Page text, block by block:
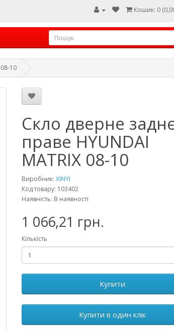
Кошик: 0
10
Скло дверне заднє
праве HYUNDAI
MATRIX 08-10
Виробник: XINYI
Код товару: 103402
Наявність: В наявності
1 066,21 грн.
Кількість
Купити
Купити в один клік